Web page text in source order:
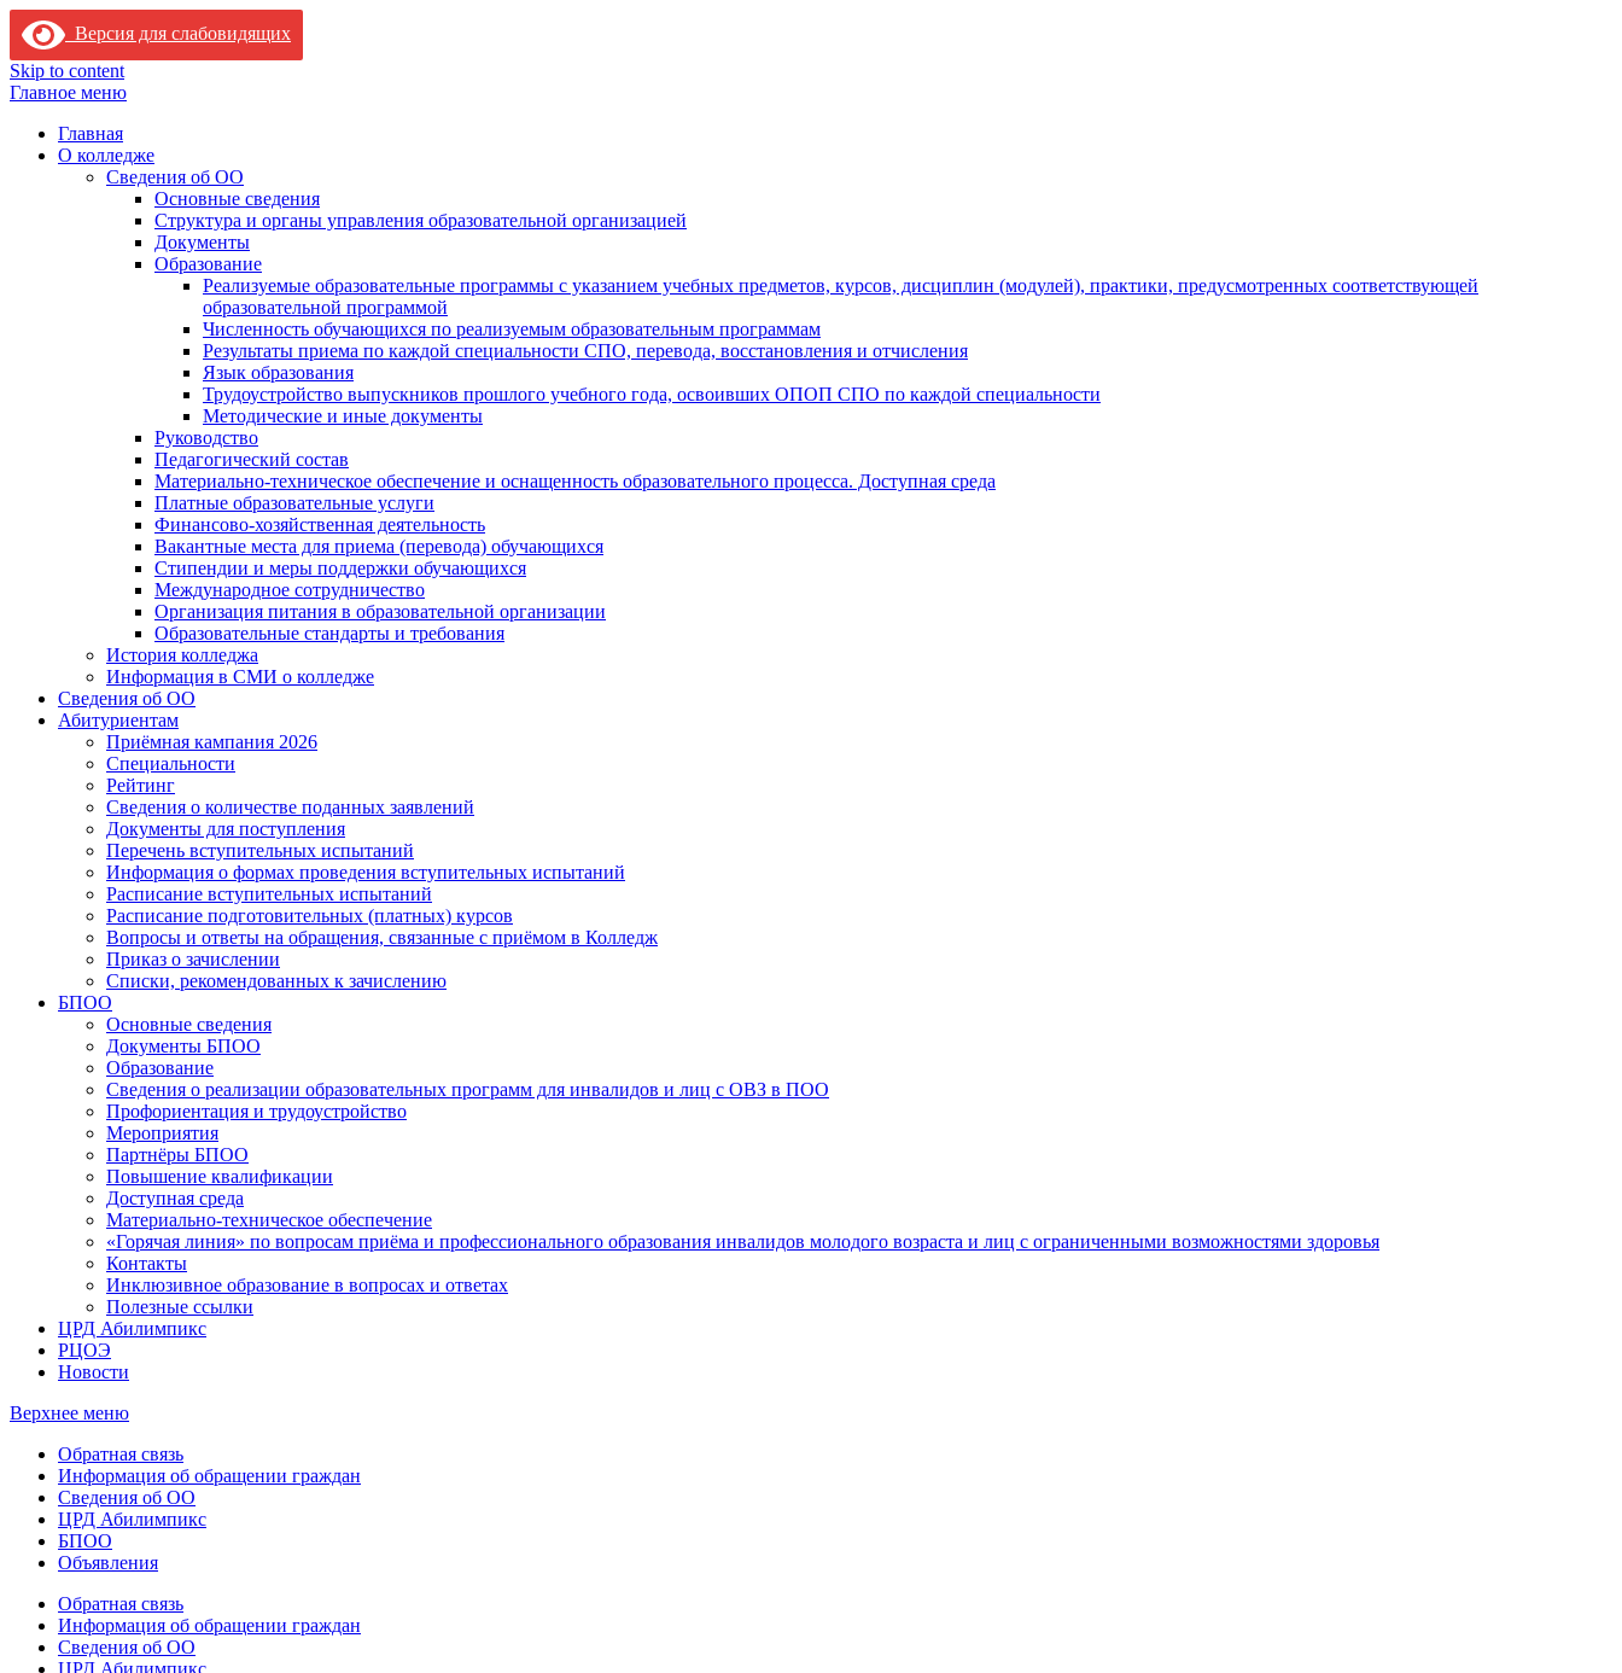
Версия для слабовидящих
Skip to content
Главное меню
Главная
О колледже
Сведения об ОО
Основные сведения
Структура и органы управления образовательной организацией
Документы
Образование
Реализуемые образовательные программы с указанием учебных предметов, курсов, дисциплин (модулей), практики, предусмотренных соответствующей
образовательной программой
Численность обучающихся по реализуемым образовательным программам
Результаты приема по каждой специальности СПО, перевода, восстановления и отчисления
Язык образования
Трудоустройство выпускников прошлого учебного года, освоивших ОПОП СПО по каждой специальности
Методические и иные документы
Руководство
Педагогический состав
Материально-техническое обеспечение и оснащенность образовательного процесса. Доступная среда
Платные образовательные услуги
Финансово-хозяйственная деятельность
Вакантные места для приема (перевода) обучающихся
Стипендии и меры поддержки обучающихся
Международное сотрудничество
Организация питания в образовательной организации
Образовательные стандарты и требования
История колледжа
Информация в СМИ о колледже
Сведения об ОО
Абитуриентам
Приёмная кампания 2026
Специальности
Рейтинг
Сведения о количестве поданных заявлений
Документы для поступления
Перечень вступительных испытаний
Информация о формах проведения вступительных испытаний
Расписание вступительных испытаний
Расписание подготовительных (платных) курсов
Вопросы и ответы на обращения, связанные с приёмом в Колледж
Приказ о зачислении
Списки, рекомендованных к зачислению
БПОО
Основные сведения
Документы БПОО
Образование
Сведения о реализации образовательных программ для инвалидов и лиц с ОВЗ в ПОО
Профориентация и трудоустройство
Мероприятия
Партнёры БПОО
Повышение квалификации
Доступная среда
Материально-техническое обеспечение
«Горячая линия» по вопросам приёма и профессионального образования инвалидов молодого возраста и лиц с ограниченными возможностями здоровья
Контакты
Инклюзивное образование в вопросах и ответах
Полезные ссылки
ЦРД Абилимпикс
РЦОЭ
Новости
Верхнее меню
Обратная связь
Информация об обращении граждан
Сведения об ОО
ЦРД Абилимпикс
БПОО
Объявления
Обратная связь
Информация об обращении граждан
Сведения об ОО
ЦРД Абилимпикс